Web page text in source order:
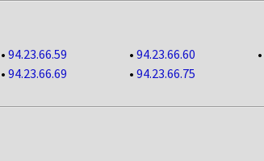
• 94.23.66.59 • 94.23.66.60 •
• 94.23.66.69 • 94.23.66.75